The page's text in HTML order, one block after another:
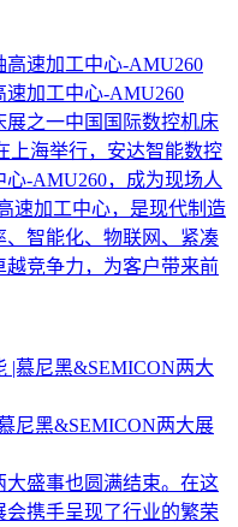
速加工中心-AMU260
之一中国国际数控机床
上海举行，安达智能数控
-AMU260，成为现场人
速加工中心，是现代制造
智能化、物联网、紧凑
竞争力，为客户带来前
尼黑&SEMICON两大展
大盛事也圆满结束。在这
携手呈现了行业的繁荣